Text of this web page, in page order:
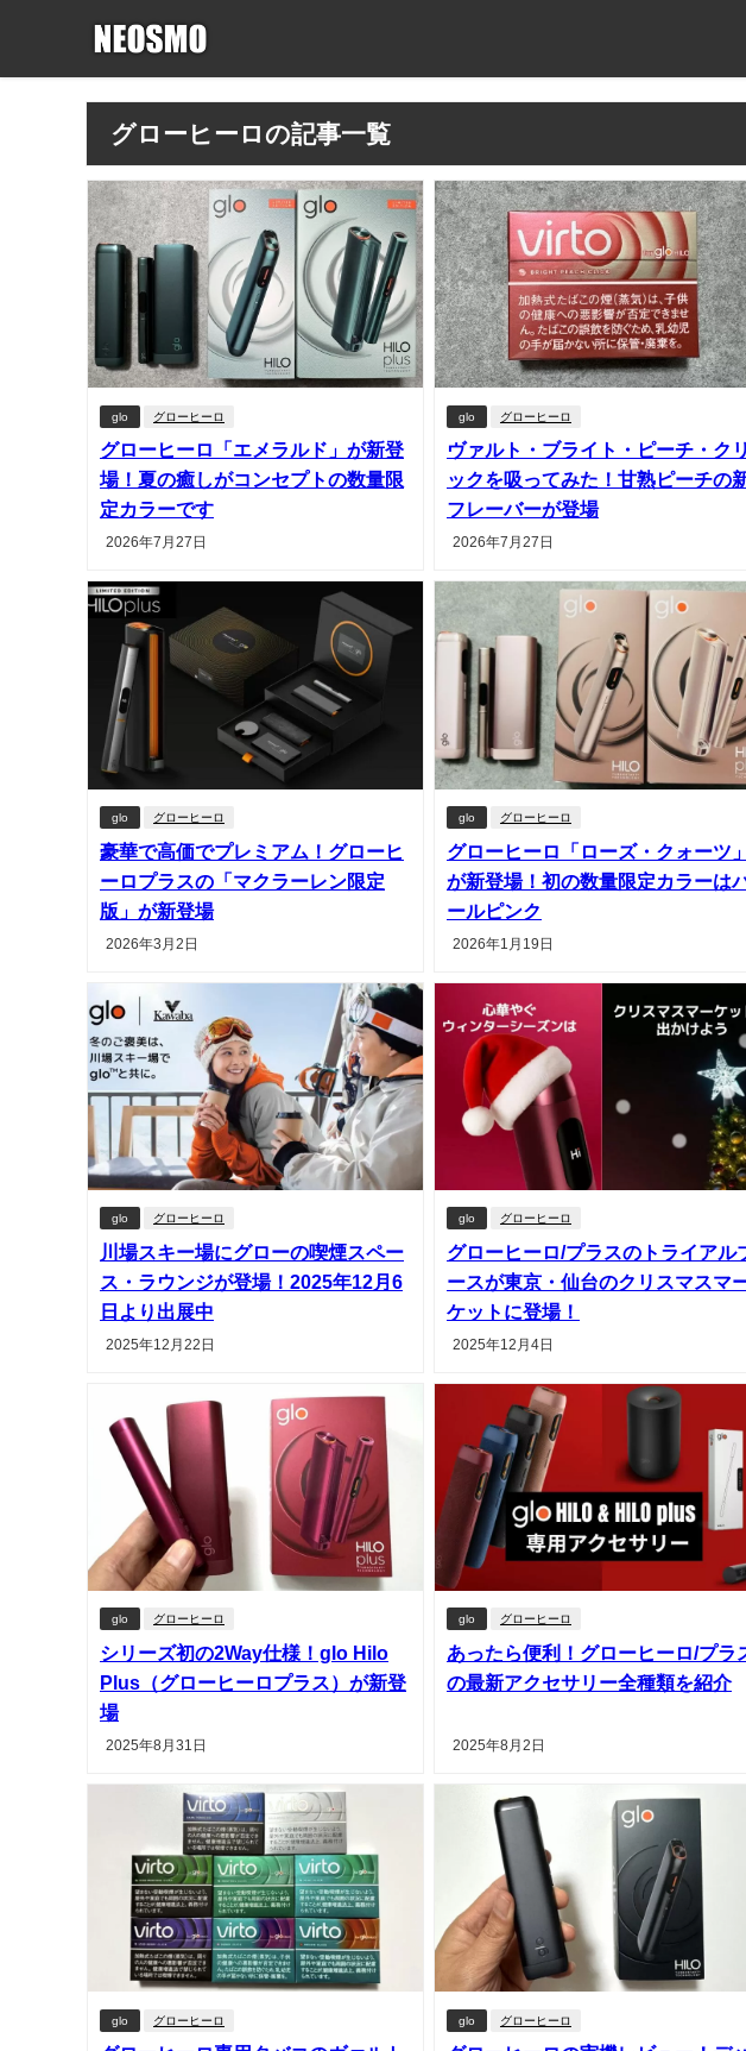
グローヒーロの記事一覧
glo グローヒーロ
グローヒーロ「エメラルド」が新登
場！夏の癒しがコンセプトの数量限
定カラーです
2026年7月27日
glo グローヒーロ
ヴァルト・ブライト・ピーチ・クリ
ックを吸ってみた！甘熟ピーチの
フレーバーが登場
2026年7月27日
glo グローヒーロ
豪華で高価でプレミアム！グローヒ
ーロプラスの「マクラーレン限定
版」が新登場
2026年3月2日
glo グローヒーロ
グローヒーロ「ローズ・クォーツ」
が新登場！初の数量限定カラーは
ールピンク
2026年1月19日
glo グローヒーロ
川場スキー場にグローの喫煙スペー
ス・ラウンジが登場！2025年12月6
日より出展中
2025年12月22日
glo グローヒーロ
グローヒーロ/プラスのトライアル
ースが東京・仙台のクリスマスマ
ケットに登場！
2025年12月4日
glo グローヒーロ
シリーズ初の2Way仕様！glo Hilo
Plus（グローヒーロプラス）が新登
場
2025年8月31日
glo グローヒーロ
あったら便利！グローヒーロ/プラ
の最新アクセサリー全種類を紹介
2025年8月2日
glo グローヒーロ glo グローヒーロ